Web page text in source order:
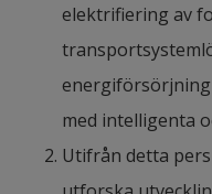
In this report we
development in
years in China. We
technology is the
also see new
elektrifiering av
med intelligenta
Utifrån detta